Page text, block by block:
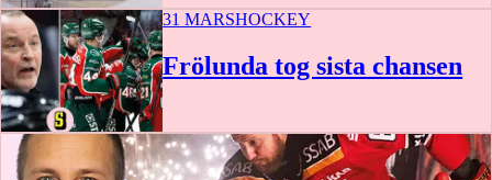
1:09 31 MARSHOCKEY
Frölunda tog sista chansen